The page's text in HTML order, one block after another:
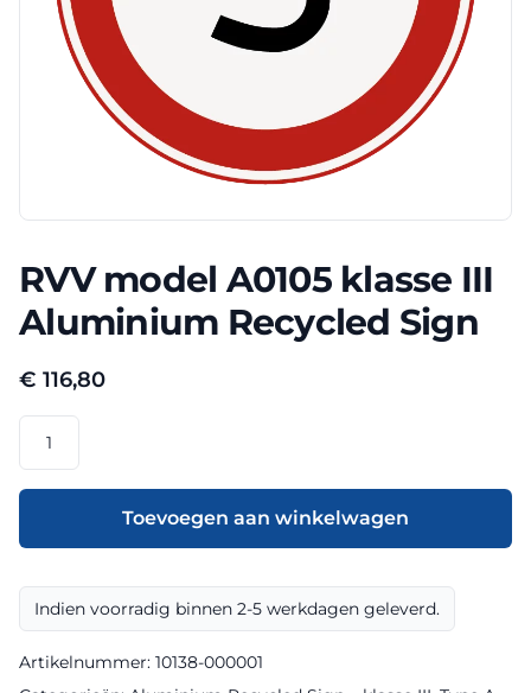
RVV model A0105 klasse III
Aluminium Recycled Sign
€ 116,80
model
A0105
III
Recycled
Sign
aantal
Toevoegen aan winkelwagen
Indien voorradig binnen 2-5 werkdagen geleverd.
Artikelnummer: 10138-000001